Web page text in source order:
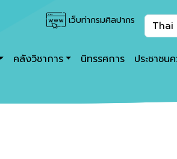
เว็บท่ากรมศิลปากร
คลังวิชาการ นิทรรศการ ประชาชน